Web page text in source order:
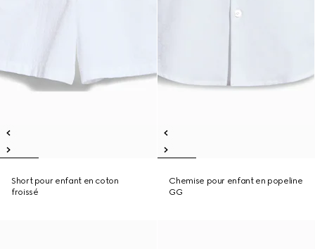
Short pour enfant en coton
froissé
Chemise pour enfant en popeline
GG